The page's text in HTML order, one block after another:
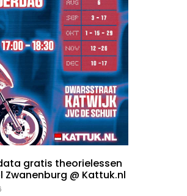
gratis theorielessen
Zwanenburg @ Kattuk.nl